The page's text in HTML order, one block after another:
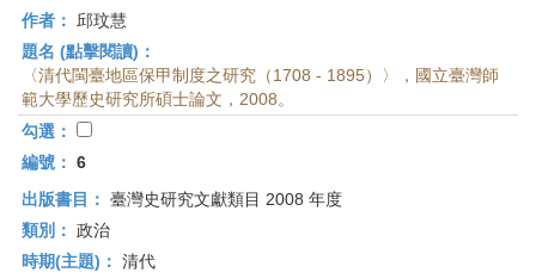
作者：
邱玟慧
題名 (點擊閱讀)：
〈清代閩臺地區保甲制度之研究（1708 - 1895）〉，國立臺灣師
範大學歷史研究所碩士論文，2008。
勾選：
編號： 6
出版書目： 臺灣史研究文獻類目 2008 年度
類別： 政治
時期(主題)： 清代